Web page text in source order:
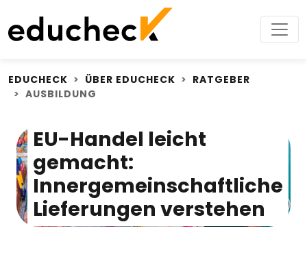
EDUCHECK ÜBER EDUCHECK
RATGEBER
AUSBILDUNG
EU-Handel leicht
gemacht:
Innergemeinschaftliche
Lieferungen verstehen